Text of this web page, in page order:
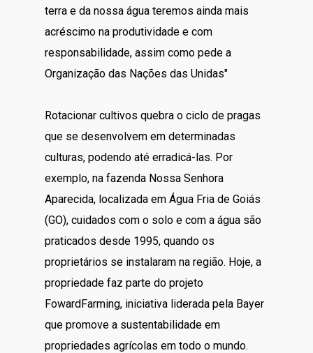
terra e da nossa água teremos ainda mais
acréscimo na produtividade e com
responsabilidade, assim como pede a
Organização das Nações das Unidas"
Rotacionar cultivos quebra o ciclo de pragas
que se desenvolvem em determinadas
culturas, podendo até erradicá-las. Por
exemplo, na fazenda Nossa Senhora
Aparecida, localizada em Água Fria de Goiás
(GO), cuidados com o solo e com a água são
praticados desde 1995, quando os
proprietários se instalaram na região. Hoje, a
propriedade faz parte do projeto
FowardFarming, iniciativa liderada pela Bayer
que promove a sustentabilidade em
propriedades agrícolas em todo o mundo.